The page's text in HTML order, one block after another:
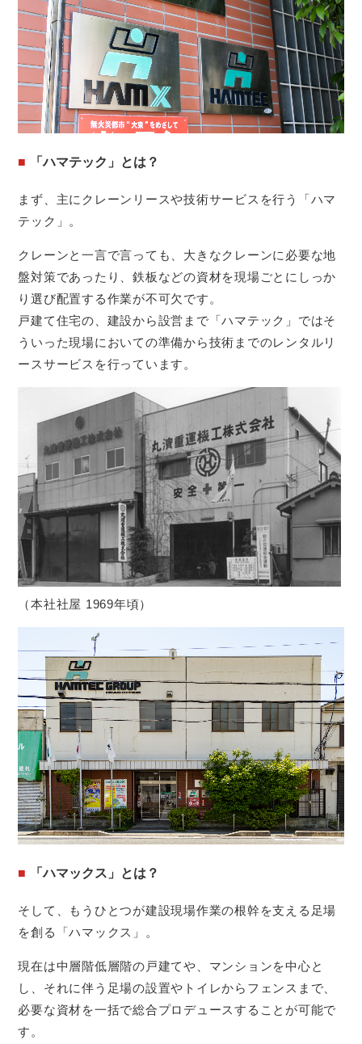
「ハマテック」とは？
まず、主にクレーンリースや技術サービスを行う「ハマ
テック」。
クレーンと一言で言っても、大きなクレーンに必要な地
盤対策であったり、鉄板などの資材を現場ごとにしっか
り選び配置する作業が不可欠です。
戸建て住宅の、建設から設営まで「ハマテック」ではそ
ういった現場においての準備から技術までのレンタルリ
ースサービスを行っています。
（本社社屋 1969年頃）
「ハマックス」とは？
そして、もうひとつが建設現場作業の根幹を支える足場
を創る「ハマックス」。
現在は中層階低層階の戸建てや、マンションを中心と
し、それに伴う足場の設置やトイレからフェンスまで、
必要な資材を一括で総合プロデュースすることが可能で
す。